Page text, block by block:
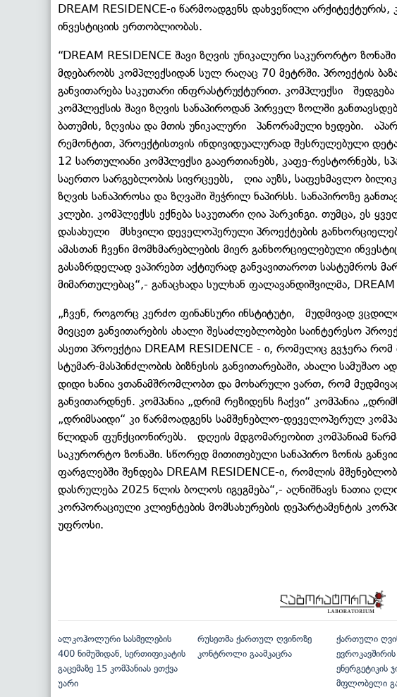
DREAM RESIDENCE-ი წარმოადგენს დახვეწილი
ინვესტიციის ერთობლიობას.
“DREAM RESIDENCE შავი ზღვის უნიკალური საკურორტო
მდებარობს კომპლექსიდან სულ რაღაც 70 მეტრში. პროექტის
განვითარება საკუთარი ინფრასტრუქტურით. კომპლექსი შედგება
კომპლექსის შავი ზღვის სანაპიროდან პირველ ზოლში
ბათუმის, ზღვისა და მთის უნიკალური პანორამული ხედები.
რემონტით, პროექტისთვის ინდივიდუალურად შესრულებული
12 სართულიანი კომპლექსი გააერთიანებს, კაფე-რესტორნებს,
საერთო სარგებლობის სივრცეებს, ღია აუზს, საფეხმავლო
ზღვის სანაპიროსა და ზღვაში შეჭრილ ნაპირსს. სანაპიროზე
კლუბი. კომპლექსს ექნება საკუთარი ღია პარკინგი. თუმცა, ეს
დასახული მსხვილი დეველოპერული პროექტების
ამასთან ჩვენი მომხმარებლების მიერ განხორციელებული
გასაზრდელად ვაპირებთ აქტიურად განვავითაროთ სასტუმროს
მიმართულებაც“,- განაცხადა სულხან ფალავანდიშვილმა,
„ჩვენ, როგორც კერძო ფინანსური ინსტიტუტი, მუდმივად
მივცეთ განვითარების ახალი შესაძლებლობები საინტერესო
ასეთი პროექტია DREAM RESIDENCE - ი, რომელიც გვჯერა
სტუმარ-მასპინძლობის ბიზნესის განვითარებაში, ახალი სამუშაო
დიდი ხანია ვთანამშრომლობთ და მოხარული ვართ, რომ
განვითარდნენ. კომპანია „დრიმ რეზიდენს ჩაქვი“ კომპანია
„დრიმსაიდი“ კი წარმოადგენს სამშენებლო-დეველოპერულ
წლიდან ფუნქციონირებს. დღეის მდგომარეობით კომპანიამ
საკურორტო ზონაში. სწორედ მითითებული სანაპირო ზონის
ფარგლებში შენდება DREAM RESIDENCE-ი, რომლის
დასრულება 2025 წლის ბოლოს იგეგმება“,- აღნიშნავს ნათია
კორპორაციული კლიენტების მომსახურების დეპარტამენტის
უფროსი.
ალკოჰოლური სასმელების
400 ნიმუშიდან, სერთიფიკატის
გაცემაზე 15 კომპანიას ეთქვა
უარი
რუსეთმა ქართულ ღვინოზე
კონტროლი გაამკაცრა
ქართული
ენერგეტიკის
მფლობელი